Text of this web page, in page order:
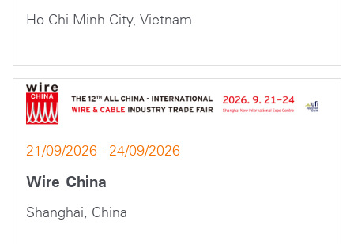
Ho Chi Minh City, Vietnam
Wire China
21/09/2026 - 24/09/2026
Shanghai, China